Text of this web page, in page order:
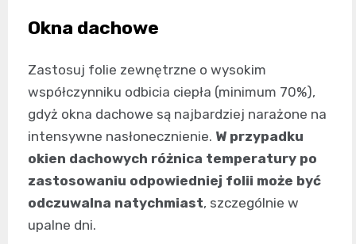
Okna dachowe
Zastosuj folie zewnętrzne o wysokim
współczynniku odbicia ciepła (minimum 70%),
gdyż okna dachowe są najbardziej narażone na
intensywne nasłonecznienie. W przypadku
okien dachowych różnica temperatury po
zastosowaniu odpowiedniej folii może być
odczuwalna natychmiast, szczególnie w
upalne dni.